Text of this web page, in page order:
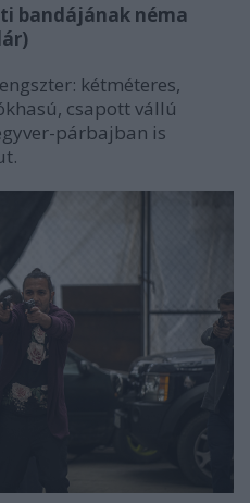
bandájának néma
kétméteres,
csapott vállú
párbajban is